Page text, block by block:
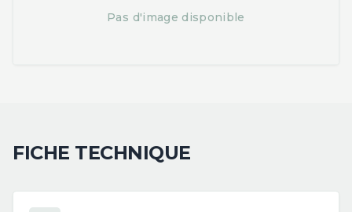
Pas d'image disponible
FICHE TECHNIQUE